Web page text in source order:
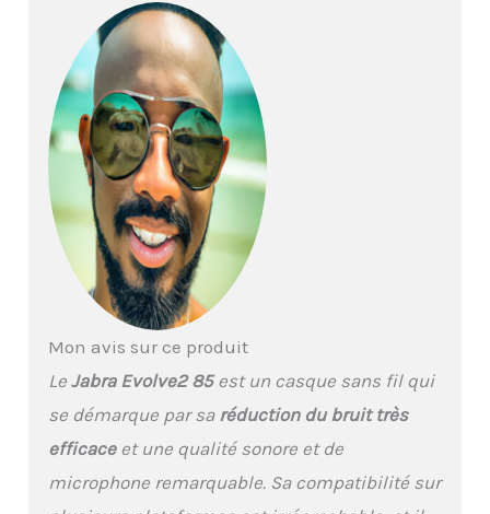
Mon avis sur ce produit
LeJabra Evolve2 85est un casque sans fil qui
se démarque par sa réduction du bruit très
efficaceet une qualité sonore et de
microphone remarquable. Sa compatibilité sur